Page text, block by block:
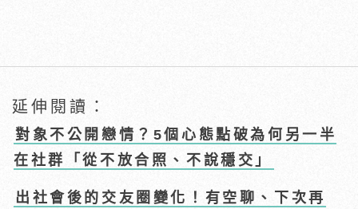
延伸閱讀：
對象不公開戀情？5個心態點破為何另一半
在社群「從不放合照、不說穩交」
出社會後的交友圈變化！有空聊、下次再